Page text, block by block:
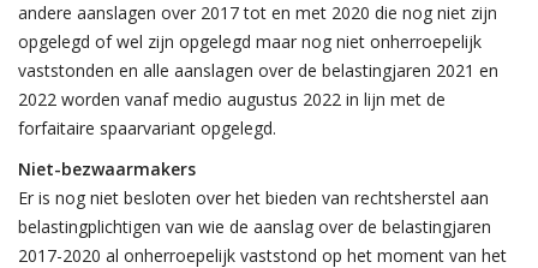
andere aanslagen over 2017 tot en met 2020 die nog niet zijn
opgelegd of wel zijn opgelegd maar nog niet onherroepelijk
vaststonden en alle aanslagen over de belastingjaren 2021 en
2022 worden vanaf medio augustus 2022 in lijn met de
forfaitaire spaarvariant opgelegd.
Niet-bezwaarmakers
Er is nog niet besloten over het bieden van rechtsherstel aan
belastingplichtigen van wie de aanslag over de belastingjaren
2017-2020 al onherroepelijk vaststond op het moment van het